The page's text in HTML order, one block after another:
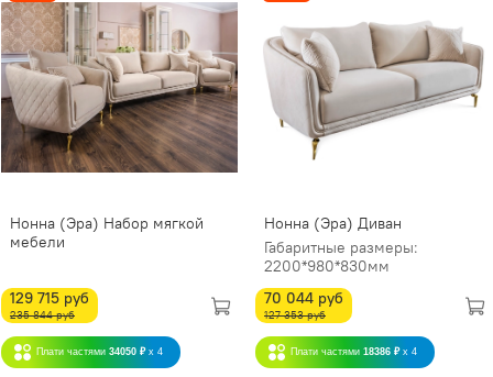
Нонна (Эра) Набор мягкой
мебели
129 715 руб
235 844 руб
Плати частями 34050 ₽ x 4
Нонна (Эра) Диван
Габаритные размеры:
2200*980*830мм
70 044 руб
127 353 руб
Плати частями 18386 ₽ x 4